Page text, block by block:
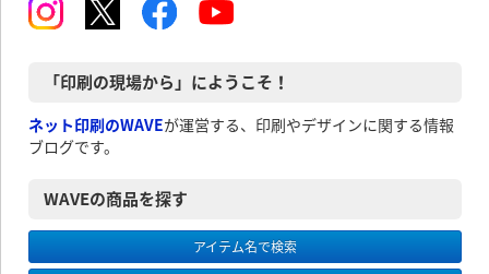
「印刷の現場から」にようこそ！
ネット印刷のWAVEが運営する、印刷やデザインに関する情報
ブログです。
WAVEの商品を探す
アイテム名で検索